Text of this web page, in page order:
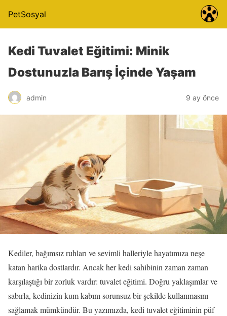
PetSosyal
Kedi Tuvalet Eğitimi: Minik
Dostunuzla Barış İçinde Yaşam
admin 9 ay önce
Kediler, bağımsız ruhları ve sevimli halleriyle hayatımıza neşe
katan harika dostlardır. Ancak her kedi sahibinin zaman zaman
karşılaştığı bir zorluk vardır: tuvalet eğitimi. Doğru yaklaşımlar ve
sabırla, kedinizin kum kabını sorunsuz bir şekilde kullanmasını
sağlamak mümkündür. Bu yazımızda, kedi tuvalet eğitiminin püf